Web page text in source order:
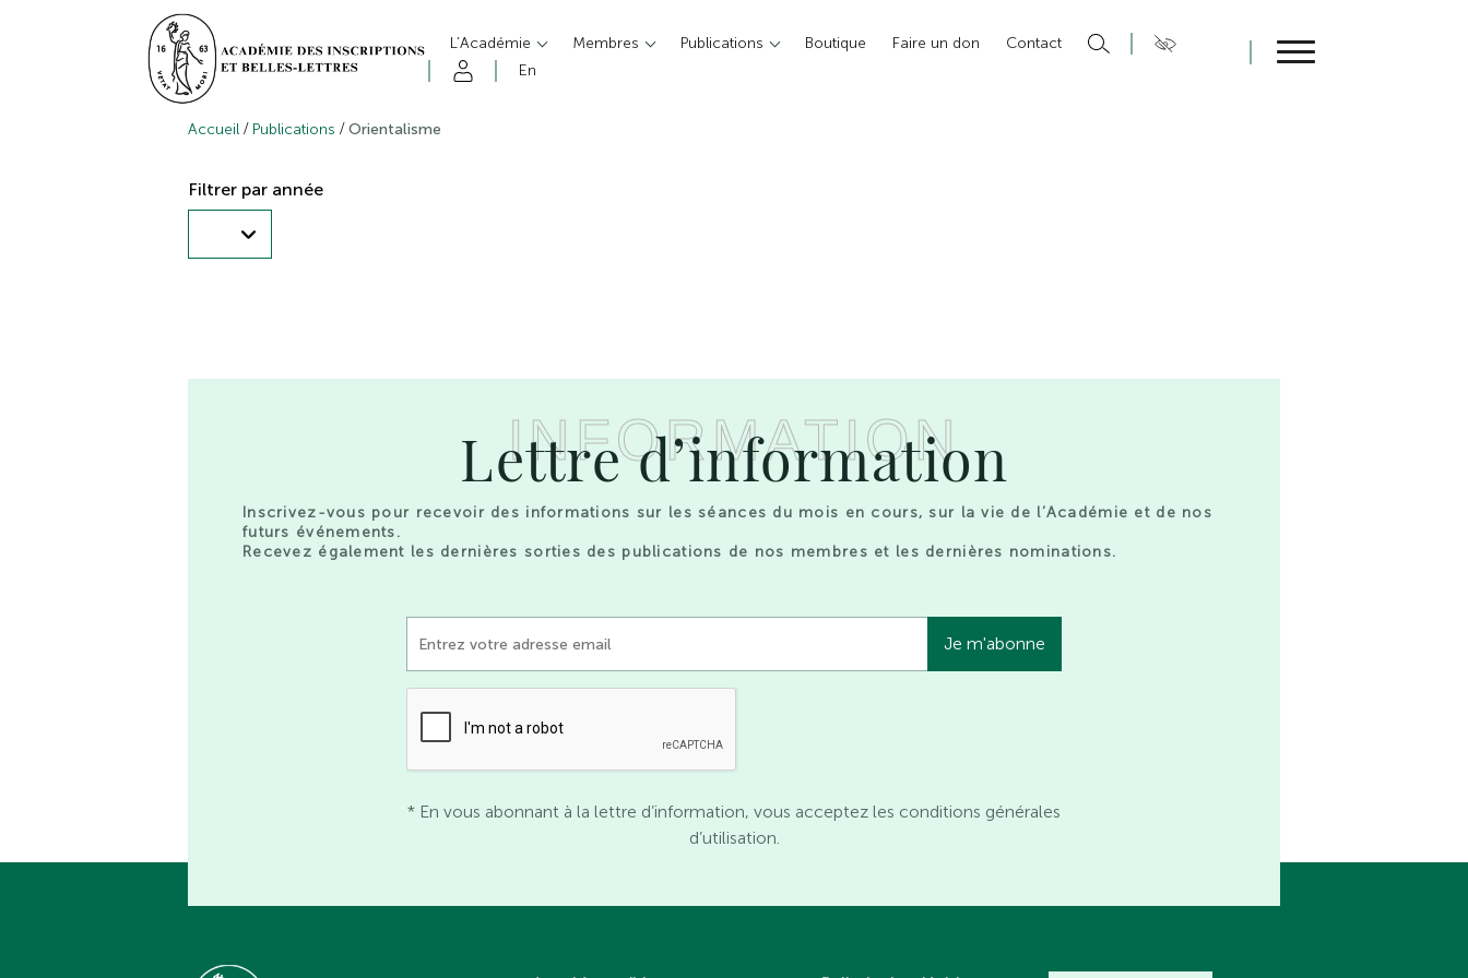
L’Académie Membres Publications Boutique Faire un don
Contact
En
Accueil / Publications /Orientalisme
Filtrer par année
INFORMATION
Lettre d’information
Inscrivez-vous pour recevoir des informations sur les séances du mois en cours, sur la vie de l’Académie et de nos
futurs événements.
Recevez également les dernières sorties des publications de nos membres et les dernières nominations.
* En vous abonnant à la lettre d’information, vous acceptez les conditions générales
d’utilisation.